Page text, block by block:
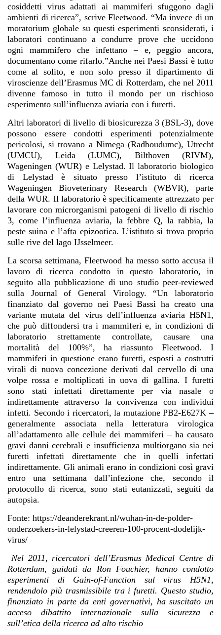
cosiddetti virus adattati ai mammiferi sfuggono dagli
ambienti di ricerca”, scrive Fleetwood. “Ma invece di un
moratorium globale su questi esperimenti sconsiderati, i
laboratori continuano a condurre prove che uccidono
ogni mammifero che infettano – e, peggio ancora,
documentano come rifarlo.”Anche nei Paesi Bassi è tutto
come al solito, e non solo presso il dipartimento di
viroscienze dell’Erasmus MC di Rotterdam, che nel 2011
divenne famoso in tutto il mondo per un rischioso
esperimento sull’influenza aviaria con i furetti.
Altri laboratori di livello di biosicurezza 3 (BSL-3), dove
possono essere condotti esperimenti potenzialmente
pericolosi, si trovano a Nimega (Radboudumc), Utrecht
(UMCU), Leida (LUMC), Bilthoven (RIVM),
Wageningen (WUR) e Lelystad. Il laboratorio biologico
di Lelystad è situato presso l’istituto di ricerca
Wageningen Bioveterinary Research (WBVR), parte
della WUR. Il laboratorio è specificamente attrezzato per
lavorare con microrganismi patogeni di livello di rischio
3, come l’influenza aviaria, la febbre Q, la rabbia, la
peste suina e l’afta epizootica. L’istituto si trova proprio
sulle rive del lago IJsselmeer.
La scorsa settimana, Fleetwood ha messo sotto accusa il
lavoro di ricerca condotto in questo laboratorio, in
seguito alla pubblicazione di uno studio peer-reviewed
sulla Journal of General Virology. “Un laboratorio
finanziato dal governo nei Paesi Bassi ha creato una
variante mutata del virus dell’influenza aviaria H5N1,
che può diffondersi tra i mammiferi e, in condizioni di
laboratorio strettamente controllate, causare una
mortalità del 100%”, ha riassunto Fleetwood. I
mammiferi in questione erano furetti, esposti a costrutti
virali di nuova concezione derivati dal cervello di una
volpe rossa e moltiplicati in uova di gallina. I furetti
sono stati infettati direttamente per via nasale o
indirettamente attraverso la convivenza con individui
infetti. Secondo i ricercatori, la mutazione PB2-E627K –
generalmente associata nella letteratura virologica
all’adattamento alle cellule dei mammiferi – ha causato
gravi danni cerebrali e insufficienza multiorgano sia nei
furetti infettati direttamente che in quelli infettati
indirettamente. Gli animali erano in condizioni così gravi
entro una settimana dall’infezione che, secondo il
protocollo di ricerca, sono stati eutanizzati, seguiti da
autopsia.
Fonte: https://deanderekrant.nl/wuhan-in-de-polder-
onderzoekers-in-lelystad-creeren-100-procent-dodelijk-
virus/
Nel 2011, ricercatori dell’Erasmus Medical Centre di
Rotterdam, guidati da Ron Fouchier, hanno condotto
esperimenti di Gain-of-Function sul virus H5N1,
rendendolo più trasmissibile tra i furetti. Questo studio,
finanziato in parte da enti governativi, ha suscitato un
acceso dibattito internazionale sulla sicurezza e
sull’etica della ricerca ad alto rischio